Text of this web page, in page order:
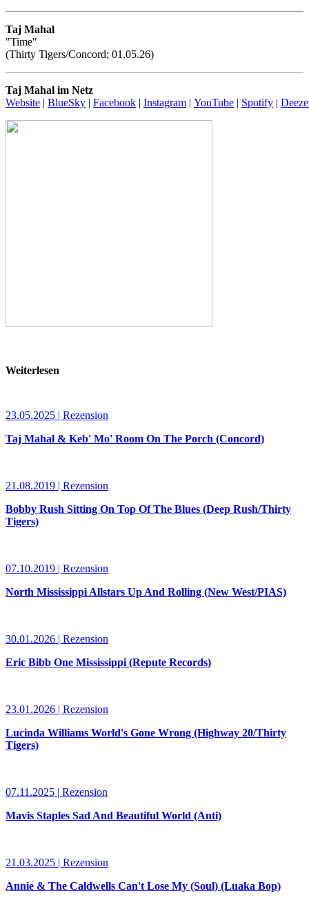
Taj Mahal
"Time"
(Thirty Tigers/Concord; 01.05.26)
Taj Mahal im Netz
Website | BlueSky | Facebook | Instagram | YouTube | Spotify |
Weiterlesen
23.05.2025 | Rezension
Taj Mahal & Keb' Mo' Room On The Porch (Concord)
21.08.2019 | Rezension
Bobby Rush Sitting On Top Of The Blues (Deep Rush/Thirty
Tigers)
07.10.2019 | Rezension
North Mississippi Allstars Up And Rolling (New West/PIAS)
30.01.2026 | Rezension
Eric Bibb One Mississippi (Repute Records)
23.01.2026 | Rezension
Lucinda Williams World's Gone Wrong (Highway 20/Thirty
Tigers)
07.11.2025 | Rezension
Mavis Staples Sad And Beautiful World (Anti)
21.03.2025 | Rezension
Annie & The Caldwells Can't Lose My (Soul) (Luaka Bop)